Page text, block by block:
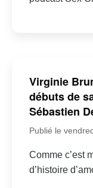
Virginie
débuts de
Sébastien
Publié le
Comme c’est
d’histoire